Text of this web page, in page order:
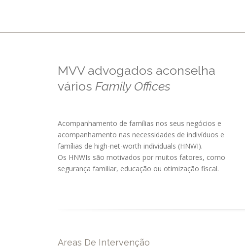
MVV advogados aconselha
vários Family Offices
Acompanhamento de famílias nos seus negócios e
acompanhamento nas necessidades de indivíduos e
famílias de high-net-worth individuals (HNWI).
Os HNWIs são motivados por muitos fatores, como
segurança familiar, educação ou otimização fiscal.
Areas De Intervenção